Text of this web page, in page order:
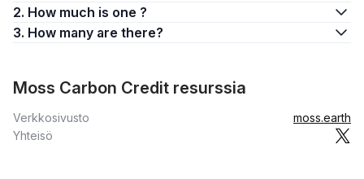
2. How much is one ?
3. How many are there?
Moss Carbon Credit resurssia
Verkkosivusto
moss.earth
Yhteisö